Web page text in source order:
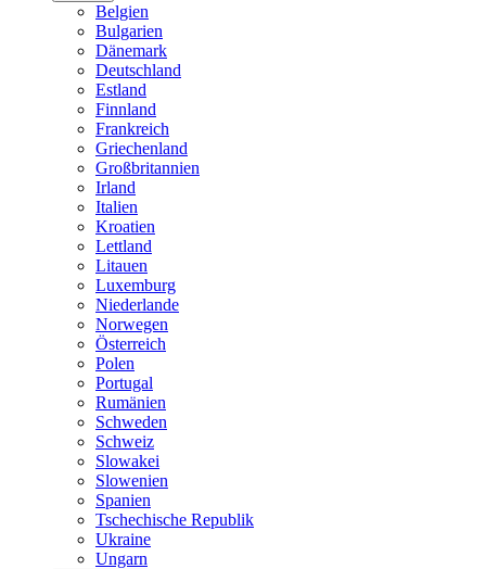
Belgien
Bulgarien
Dänemark
Deutschland
Estland
Finnland
Frankreich
Griechenland
Großbritannien
Irland
Italien
Kroatien
Lettland
Litauen
Luxemburg
Niederlande
Norwegen
Österreich
Polen
Portugal
Rumänien
Schweden
Schweiz
Slowakei
Slowenien
Spanien
Tschechische Republik
Ukraine
Ungarn